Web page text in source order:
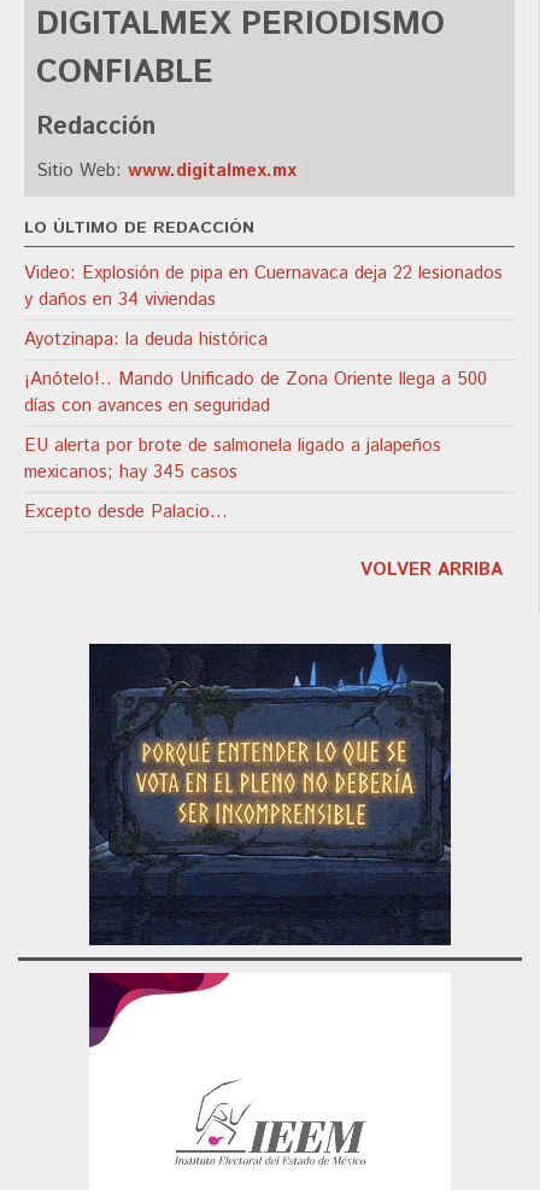
DIGITALMEX PERIODISMO
CONFIABLE
Redacción
Sitio Web: www.digitalmex.mx
LO ÚLTIMO DE REDACCIÓN
Video: Explosión de pipa en Cuernavaca deja 22 lesionados
y daños en 34 viviendas
Ayotzinapa: la deuda histórica
¡Anótelo!.. Mando Unificado de Zona Oriente llega a 500
días con avances en seguridad
EU alerta por brote de salmonela ligado a jalapeños
mexicanos; hay 345 casos
Excepto desde Palacio…
VOLVER ARRIBA